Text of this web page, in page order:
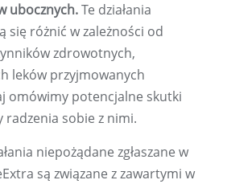
ubocznych.Te działania
się różnić w zależności od
zdrowotnych,
leków przyjmowanych
omówimy potencjalne skutki
radzenia sobie z nimi.
niepożądane zgłaszane w
są związane z zawartymi w